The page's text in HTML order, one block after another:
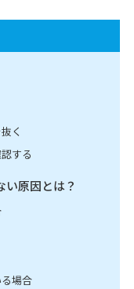
く
する
い原因とは？
場合